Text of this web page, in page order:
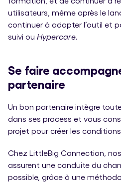
utilisateurs, même après le
continuer à adapter l’outil et
suivi ou Hypercare.
Se faire
partenaire
Un bon partenaire intègre
dans ses process et vous
projet pour créer les
Chez LittleBig Connection,
assurent une conduite du
possible, grâce à une